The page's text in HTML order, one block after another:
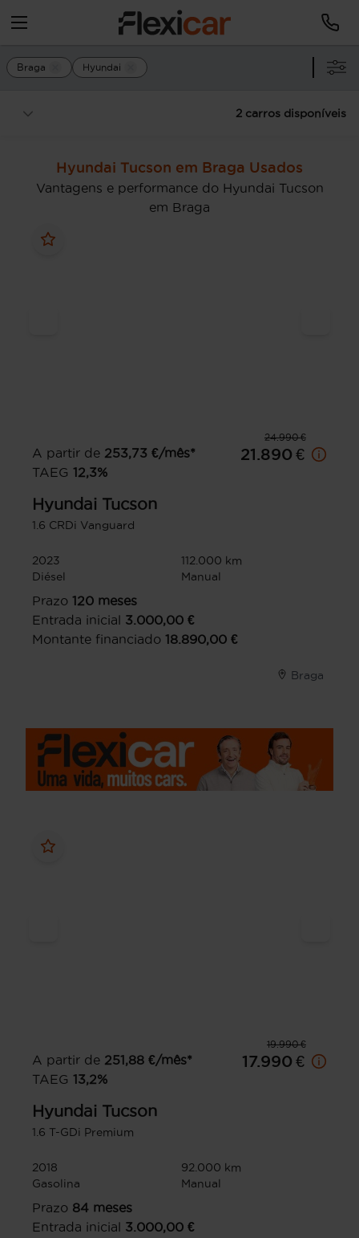
Braga Hyundai
2 carros disponíveis
Hyundai Tucson em Braga Usados
Vantagens e performance do Hyundai Tucson
em Braga
24.990 €
A partir de 253,73 €/mês*
TAEG 12,3%
21.890 €
Hyundai Tucson
1.6 CRDi Vanguard
2023
112.000 km
Diésel
Manual
Prazo 120 meses
Entrada inicial 3.000,00 €
Montante financiado 18.890,00 €
Braga
19.990 €
A partir de 251,88 €/mês*
TAEG 13,2%
17.990 €
Hyundai Tucson
1.6 T-GDi Premium
2018
92.000 km
Gasolina
Manual
Prazo 84 meses
Entrada inicial 3.000,00 €